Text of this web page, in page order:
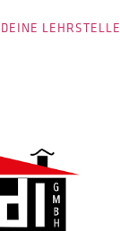
DEINE LEHRSTELLE